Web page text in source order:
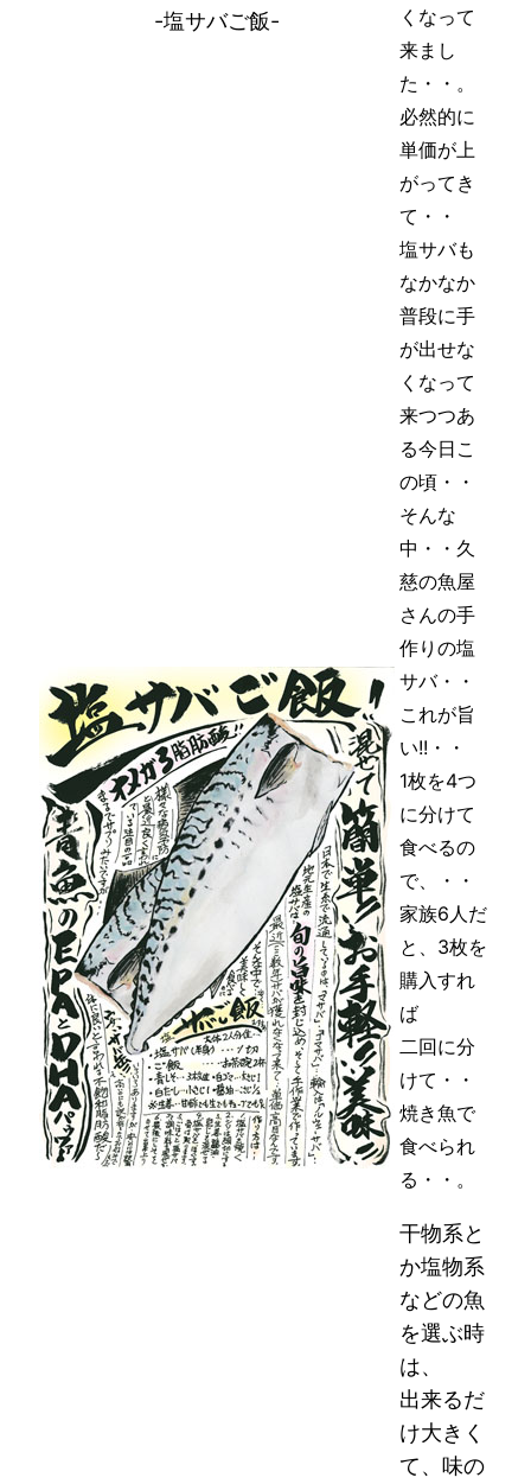
-塩サバご飯-
くなって
来まし
た・・。
必然的に
単価が上
がってき
て・・
塩サバも
なかなか
普段に手
が出せな
くなって
来つつあ
る今日こ
の頃・・
そんな
中・・久
慈の魚屋
さんの手
作りの塩
サバ・・
これが旨
い!!・・
1枚を4つ
に分けて
食べるの
で、・・
家族6人だ
と、3枚を
購入すれ
ば
二回に分
けて・・
焼き魚で
食べられ
る・・。
干物系と
か塩物系
などの魚
を選ぶ時
は、
出来るだ
け大きく
て、味の